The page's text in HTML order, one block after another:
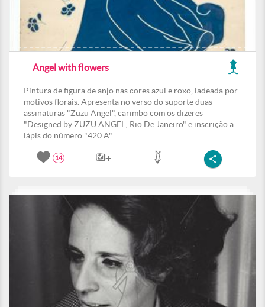
Angel with flowers
Pintura de figura de anjo nas cores azul e roxo, ladeada por
motivos florais. Apresenta no verso do suporte duas
assinaturas "Zuzu Angel", carimbo com os dizeres
"Designed by ZUZU ANGEL; Rio De Janeiro" e inscrição a
lápis do número "420 A".
14